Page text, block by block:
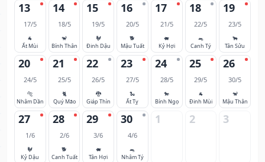
13
17/5
🐐
Ất Mùi
14
18/5
🐒
Bính Thân
15
19/5
🐓
Đinh Dậu
16
20/5
🐕
Mậu Tuất
17
21/5
🐖
Kỷ Hợi
18
22/5
🐀
Canh Tý
19
23/5
🐂
Tân Sửu
20
24/5
🐅
Nhâm Dần
21
25/5
🐈
Quý Mão
22
26/5
🐉
Giáp Thìn
23
27/5
🐍
Ất Tỵ
24
28/5
🐎
Bính Ngọ
25
29/5
🐐
Đinh Mùi
26
30/5
🐒
Mậu Thân
27
1/6
🐓
Kỷ Dậu
28
2/6
🐕
Canh Tuất
29
3/6
🐖
Tân Hợi
30
4/6
🐀
Nhâm Tý
1 2 3